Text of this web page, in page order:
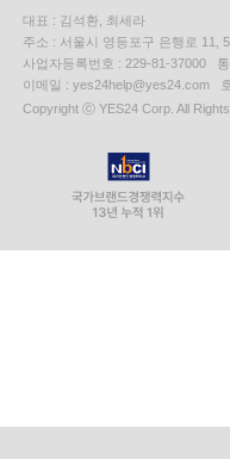
대표 : 김석환, 최세라
주소 : 서울시 영등포구 은행로 11,
사업자등록번호 : 229-81-37000
이메일 : yes24help@yes24.com
Copyright ⓒ YES24 Corp. All